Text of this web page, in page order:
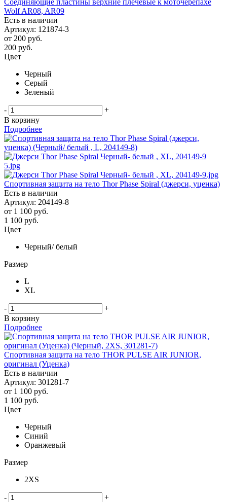
Wolf AR08, AR09
Есть в наличии
Артикул: 121874-3
от 200 руб.
200 руб.
Цвет
Черный
Серый
Зеленый
-
+
В корзину
Подробнее
Спортивная защита на тело Thor Phase Spiral (джерси, уценка)
Есть в наличии
Артикул: 204149-8
от 1 100 руб.
1 100 руб.
Цвет
Черный/ белый
Размер
L
XL
-
+
В корзину
Подробнее
Спортивная защита на тело THOR PULSE AIR JUNIOR,
оригинал (Уценка)
Есть в наличии
Артикул: 301281-7
от 1 100 руб.
1 100 руб.
Цвет
Черный
Синий
Оранжевый
Размер
2XS
-
+